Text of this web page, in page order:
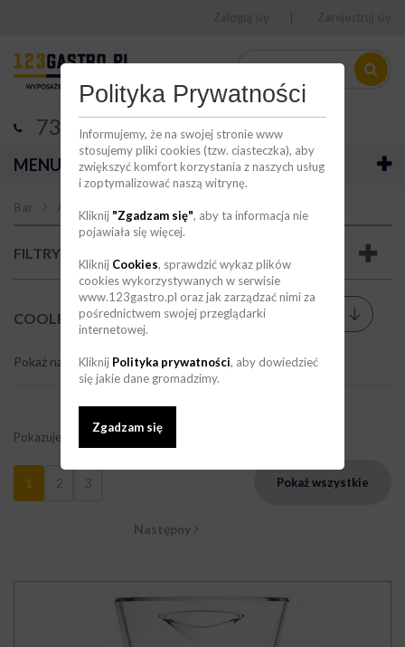
Polityka Prywatności
Informujemy, że na swojej stronie www
stosujemy pliki cookies (tzw. ciasteczka), aby
zwiększyć komfort korzystania z naszych usług
i zoptymalizować naszą witrynę.
Kliknij "Zgadzam się", aby ta informacja nie
pojawiała się więcej.
Kliknij Cookies, sprawdzić wykaz plików
cookies wykorzystywanych w serwisie
www.123gastro.pl oraz jak zarządzać nimi za
pośrednictwem swojej przeglądarki
internetowej.
Kliknij Polityka prywatności, aby dowiedzieć
się jakie dane gromadzimy.
Zgadzam się
736 123 123
MENU
FILTRY
COOLERY(19) Sortuj wg
Pokaż na stronie 9
Pokaż wszystkie
1 2 3
Następny
Pokazuje 1 - 9 z 19 elementów